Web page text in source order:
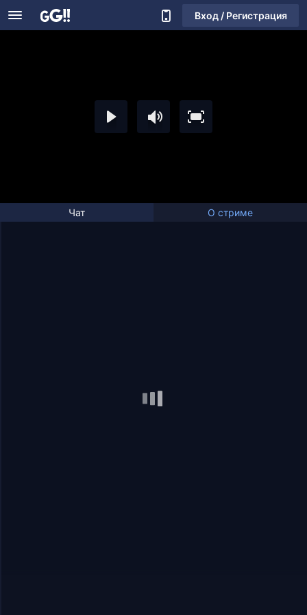
Вход / Регистрация
Чат О стриме